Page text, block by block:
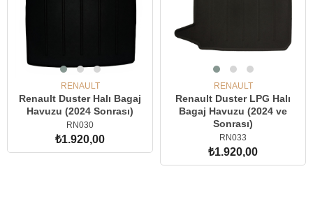
RENAULT
Renault Duster Halı Bagaj
Havuzu (2024 Sonrası)
RN030
₺1.920,00
RENAULT
Renault Duster LPG Halı
Bagaj Havuzu (2024 ve
Sonrası)
RN033
₺1.920,00